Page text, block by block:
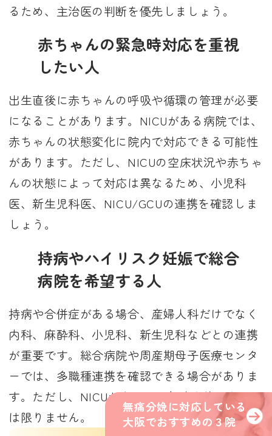
るため、主治医の判断を優先しましょう。
赤ちゃんの緊急時対応を重視
したい人
出生直後に赤ちゃんの呼吸や循環の管理が必要
になることがあります。NICUがある病院では、
赤ちゃんの状態変化に院内で対応できる可能性
があります。ただし、NICUの空床状況や赤ちゃ
んの状態によって対応は異なるため、小児科
医、新生児科医、NICU/GCUの連携を確認しま
しょう。
持病やハイリスク妊娠で総合
病院を希望する人
持病や合併症がある場合、産婦人科だけでなく
内科、麻酔科、小児科、新生児科などとの連携
が重要です。総合病院や周産期母子医療センタ
ーでは、多職種連携を確認できる場合がありま
す。ただし、NICUがあるから無痛分娩できると
は限りません。
無痛分娩に対応している
大阪でおすすめの３院
無痛分娩に対応している
大阪でおすすめの３院